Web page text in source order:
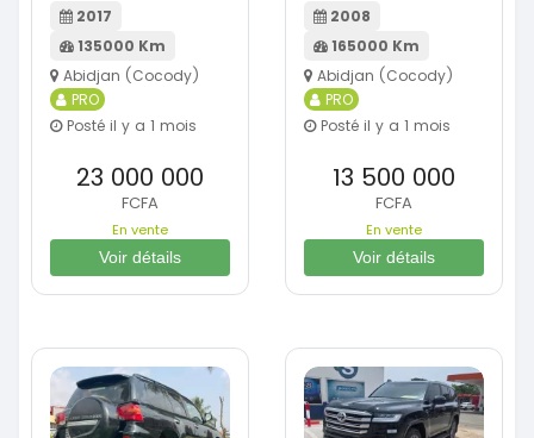
2017
135000 Km
Abidjan (Cocody)
PRO
Posté il y a 1 mois
23 000 000
FCFA
En vente
Voir détails
2008
165000 Km
Abidjan (Cocody)
PRO
Posté il y a 1 mois
13 500 000
FCFA
En vente
Voir détails